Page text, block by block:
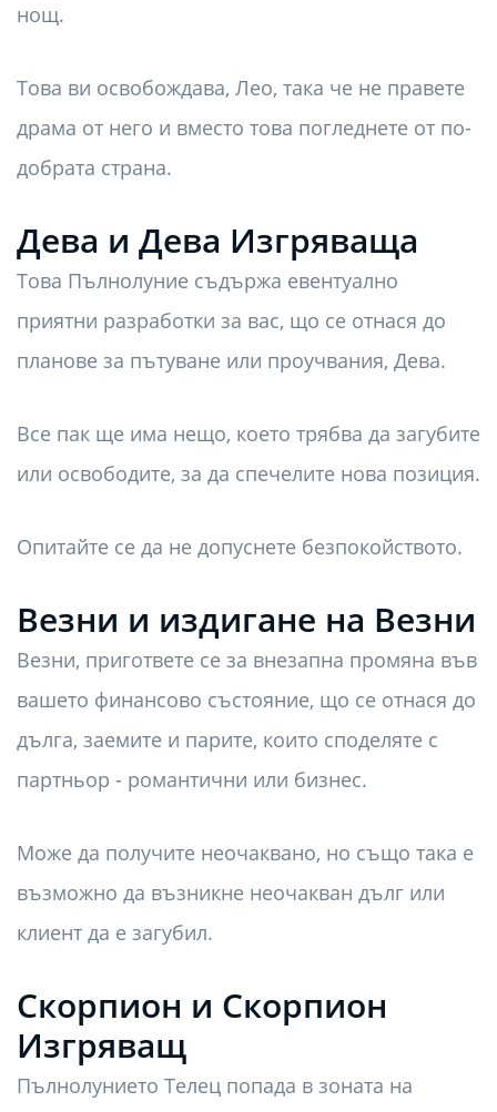
нощ.
Това ви освобождава, Лео, така че не правете
драма от него и вместо това погледнете от по-
добрата страна.
Дева и Дева Изгряваща
Това Пълнолуние съдържа евентуално
приятни разработки за вас, що се отнася до
планове за пътуване или проучвания, Дева.
Все пак ще има нещо, което трябва да загубите
или освободите, за да спечелите нова позиция.
Опитайте се да не допуснете безпокойството.
Везни и издигане на Везни
Везни, пригответе се за внезапна промяна във
вашето финансово състояние, що се отнася до
дълга, заемите и парите, които споделяте с
партньор - романтични или бизнес.
Може да получите неочаквано, но също така е
възможно да възникне неочакван дълг или
клиент да е загубил.
Скорпион и Скорпион
Изгряващ
Пълнолунието Телец попада в зоната на